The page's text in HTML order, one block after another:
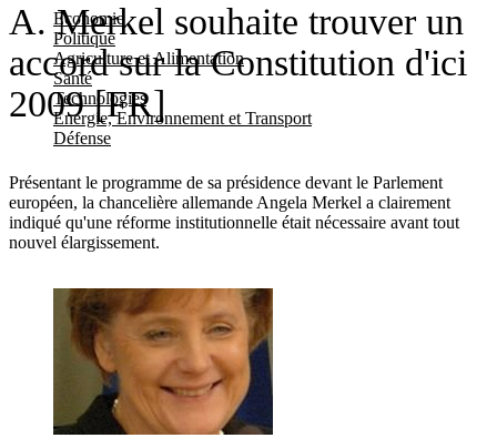
Economie
Politique
Agriculture et Alimentation
Santé
Technologies
Energie, Environnement et Transport
Défense
A. Merkel souhaite trouver un
accord sur la Constitution d'ici
2009 [FR]
Présentant le programme de sa présidence devant le Parlement
européen, la chancelière allemande Angela Merkel a clairement
indiqué qu'une réforme institutionnelle était nécessaire avant tout
nouvel élargissement.